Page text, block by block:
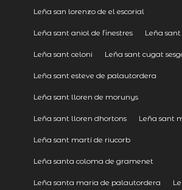
Leña san lorenzo de el escorial
Leña sant aniol de finestres Leña
Leña sant celoni Leña sant cugat
Leña sant esteve de palautordera
Leña sant lloren de morunys
Leña sant lloren dhortons Leña sant
Leña sant martí de riucorb
Leña santa coloma de gramenet
Leña santa maria de palautordera